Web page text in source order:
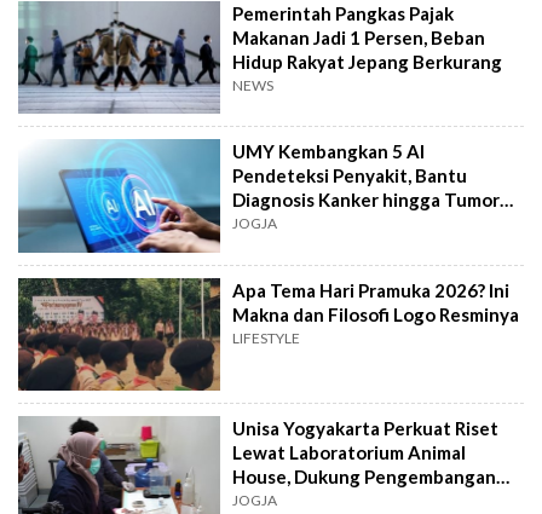
Pemerintah Pangkas Pajak
Makanan Jadi 1 Persen, Beban
Hidup Rakyat Jepang Berkurang
NEWS
UMY Kembangkan 5 AI
Pendeteksi Penyakit, Bantu
Diagnosis Kanker hingga Tumor
Otak Lebih Cepat
JOGJA
Apa Tema Hari Pramuka 2026? Ini
Makna dan Filosofi Logo Resminya
LIFESTYLE
Unisa Yogyakarta Perkuat Riset
Lewat Laboratorium Animal
House, Dukung Pengembangan
Kandidat Obat
JOGJA